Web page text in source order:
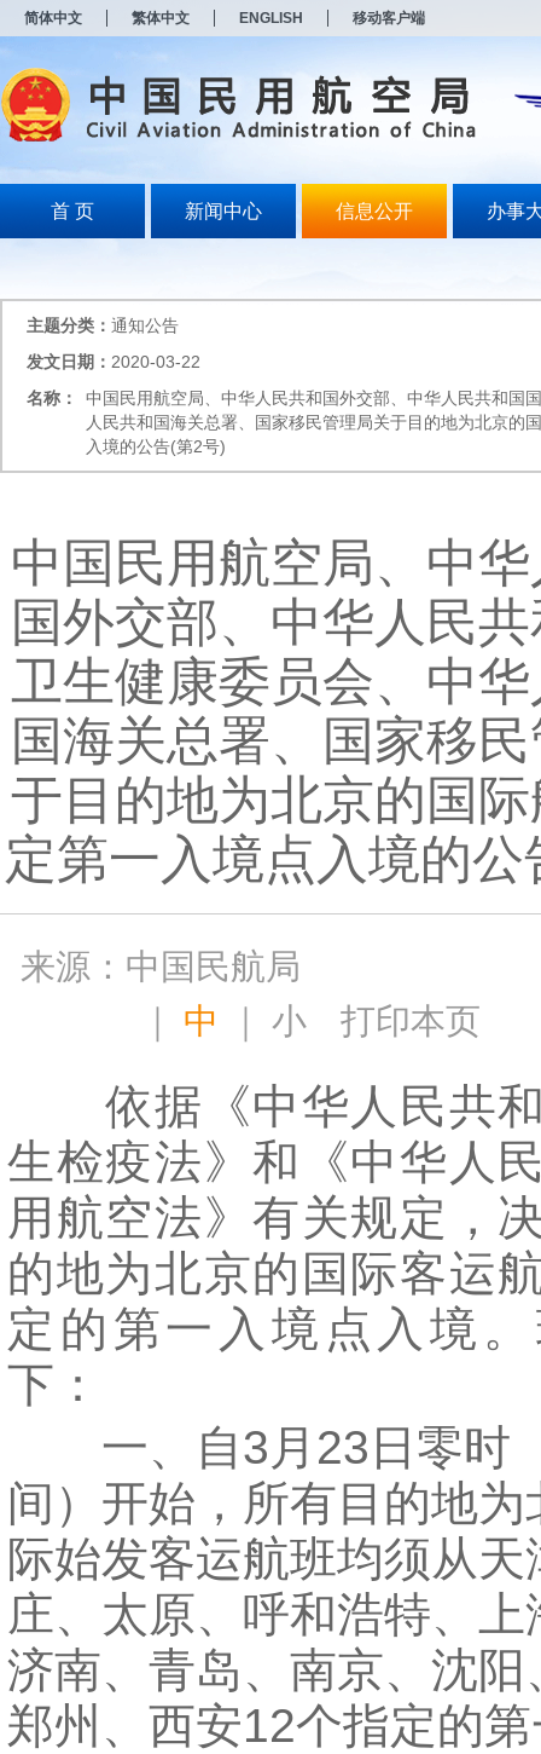
简体中文 繁体中文 ENGLISH 移动客户端
首 页 新闻中心 信息公开 办事
主题分类： 通知公告
发文日期： 2020-03-22
名称：
中国民用航空局、中华人民共和国外交部、中华人民共和国
人民共和国海关总署、国家移民管理局关于目的地为北京的
入境的公告(第2号)
中国民用航空局、中
国外交部、中华人民
卫生健康委员会、中
国海关总署、国家移
于目的地为北京的国
定第一入境点入境的公
来源：中国民航局
｜ 中 ｜小 打印本页
依据《中华人民共和
生检疫法》和《中华人
用航空法》有关规定，
的地为北京的国际客运
定的第一入境点入境
下：
一、自3月23日零时
间）开始，所有目的地为
际始发客运航班均须从天
庄、太原、呼和浩特、上
济南、青岛、南京、沈阳
郑州、西安12个指定的
打
开
无
障
说